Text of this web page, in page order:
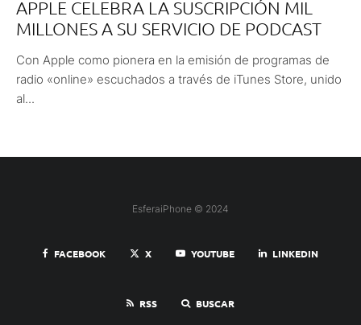
APPLE CELEBRA LA SUSCRIPCIÓN MIL
MILLONES A SU SERVICIO DE PODCAST
Con Apple como pionera en la emisión de programas de
radio «online» escuchados a través de iTunes Store, unido
al...
EsferaiPhone © 2024
FACEBOOK X YOUTUBE LINKEDIN
RSS BUSCAR